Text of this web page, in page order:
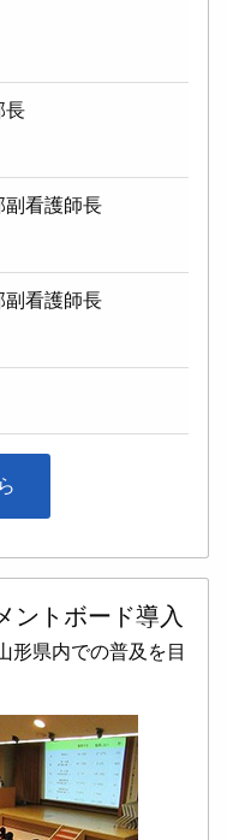
長
副看護師長
副看護師長
ントボード導入
形県内での普及を目